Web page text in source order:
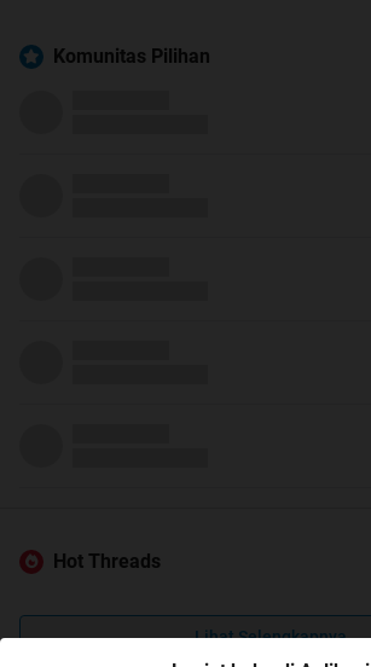
Komunitas Pilihan
Hot Threads
Lihat Selengkapnya